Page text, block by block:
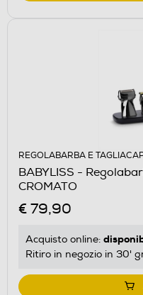
REGOLABARBA E
BABYLISS -
CROMATO
€ 79,90
Acquisto online:
Ritiro in negozio in 30'